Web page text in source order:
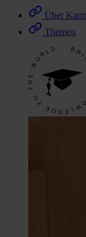
Über
Themen